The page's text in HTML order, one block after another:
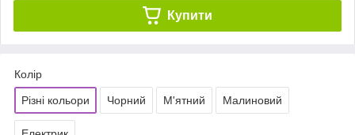
Купити
Колір
Різні кольори Чорний М'ятний Малиновий